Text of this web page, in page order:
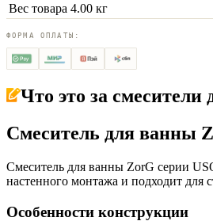
Вес товара 4.00 кг
ФОРМА ОПЛАТЫ:
Что это за смесители
Смеситель для ванны
Смеситель для ванны ZorG серии
настенного монтажа и подходит для
Особенности конструкции